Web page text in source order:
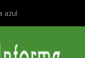
azul